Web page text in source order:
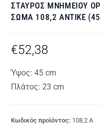
ΣΤΑΥΡΟΣ ΜΝΗΜΕΙΟΥ
ΣΩΜΑ 108,2 ΑΝΤΙΚΕ
€52,38
Ύψος: 45 cm
Πλάτος: 23 cm
Κωδικός προϊόντος: 108,2 Α